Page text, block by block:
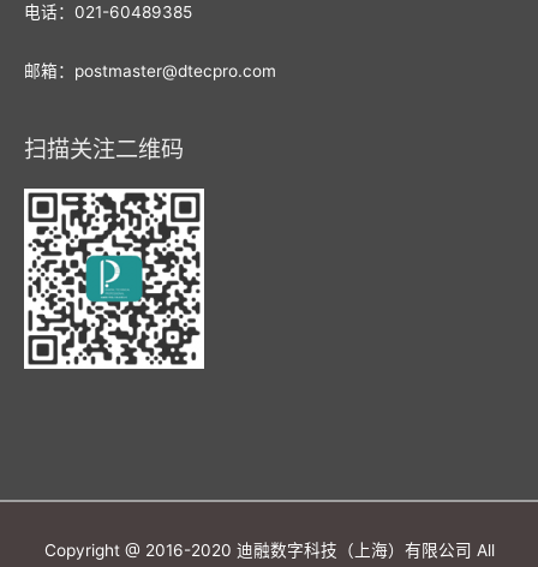
电话：021-60489385
邮箱：postmaster@dtecpro.com
扫描关注二维码
Copyright @ 2016-2020 迪融数字科技（上海）有限公司 All